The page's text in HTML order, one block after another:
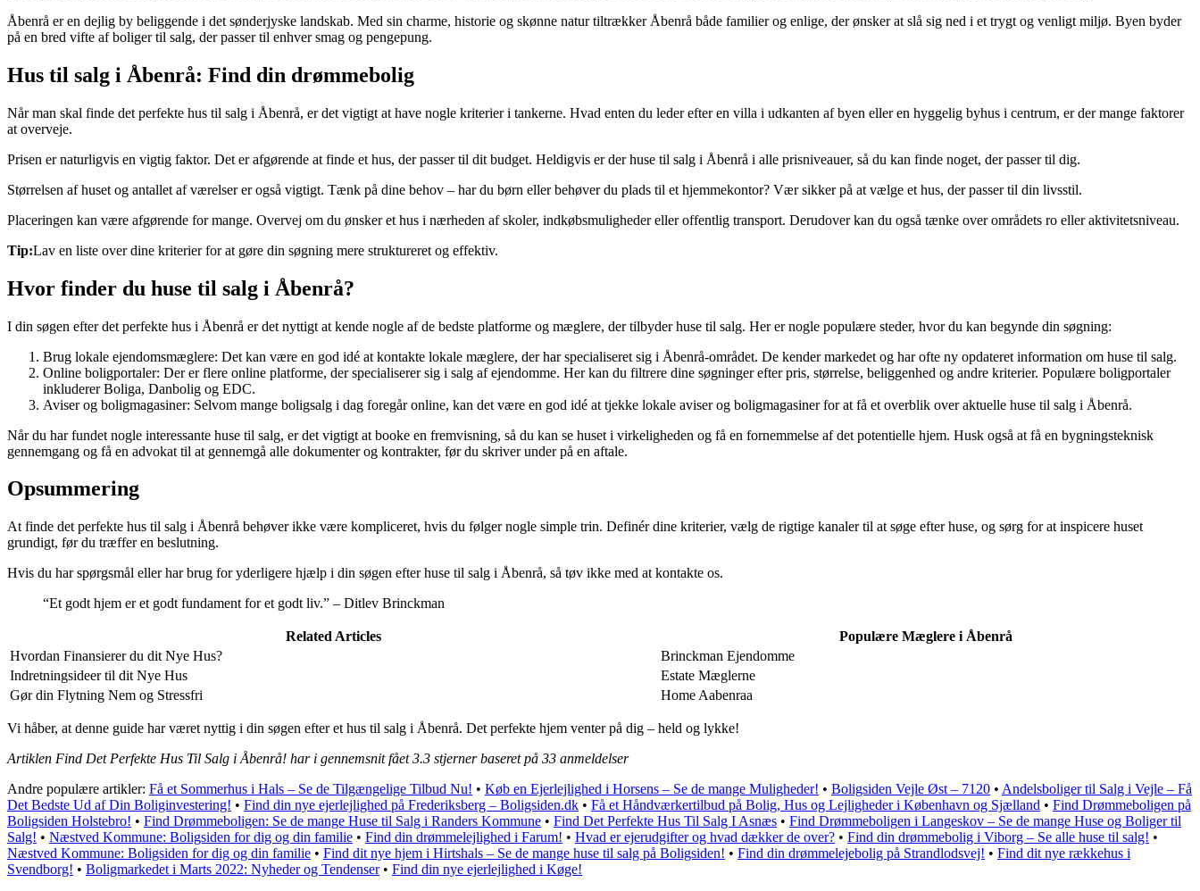
Åbenrå er en dejlig by beliggende i det sønderjyske landskab. Med sin charme, historie og skønne natur tiltrækker Åbenrå både familier og enlige, der ønsker at slå sig ned i et trygt og venligt miljø. Byen byder
på en bred vifte af boliger til salg, der passer til enhver smag og pengepung.
Hus til salg i Åbenrå: Find din drømmebolig
Når man skal finde det perfekte hus til salg i Åbenrå, er det vigtigt at have nogle kriterier i tankerne. Hvad enten du leder efter en villa i udkanten af byen eller en hyggelig byhus i centrum, er der mange faktorer
at overveje.
Prisen er naturligvis en vigtig faktor. Det er afgørende at finde et hus, der passer til dit budget. Heldigvis er der huse til salg i Åbenrå i alle prisniveauer, så du kan finde noget, der passer til dig.
Størrelsen af huset og antallet af værelser er også vigtigt. Tænk på dine behov – har du børn eller behøver du plads til et hjemmekontor? Vær sikker på at vælge et hus, der passer til din livsstil.
Placeringen kan være afgørende for mange. Overvej om du ønsker et hus i nærheden af skoler, indkøbsmuligheder eller offentlig transport. Derudover kan du også tænke over områdets ro eller aktivitetsniveau.
Tip:Lav en liste over dine kriterier for at gøre din søgning mere struktureret og effektiv.
Hvor finder du huse til salg i Åbenrå?
I din søgen efter det perfekte hus i Åbenrå er det nyttigt at kende nogle af de bedste platforme og mæglere, der tilbyder huse til salg. Her er nogle populære steder, hvor du kan begynde din søgning:
Brug lokale ejendomsmæglere: Det kan være en god idé at kontakte lokale mæglere, der har specialiseret sig i Åbenrå-området. De kender markedet og har ofte ny opdateret information om huse til salg.
Online boligportaler: Der er flere online platforme, der specialiserer sig i salg af ejendomme. Her kan du filtrere dine søgninger efter pris, størrelse, beliggenhed og andre kriterier. Populære boligportaler
inkluderer Boliga, Danbolig og EDC.
Aviser og boligmagasiner: Selvom mange boligsalg i dag foregår online, kan det være en god idé at tjekke lokale aviser og boligmagasiner for at få et overblik over aktuelle huse til salg i Åbenrå.
Når du har fundet nogle interessante huse til salg, er det vigtigt at booke en fremvisning, så du kan se huset i virkeligheden og få en fornemmelse af det potentielle hjem. Husk også at få en bygningsteknisk
gennemgang og få en advokat til at gennemgå alle dokumenter og kontrakter, før du skriver under på en aftale.
Opsummering
At finde det perfekte hus til salg i Åbenrå behøver ikke være kompliceret, hvis du følger nogle simple trin. Definér dine kriterier, vælg de rigtige kanaler til at søge efter huse, og sørg for at inspicere huset
grundigt, før du træffer en beslutning.
Hvis du har spørgsmål eller har brug for yderligere hjælp i din søgen efter huse til salg i Åbenrå, så tøv ikke med at kontakte os.
“Et godt hjem er et godt fundament for et godt liv.” – Ditlev Brinckman
Related Articles
Populære Mæglere i Åbenrå
Hvordan Finansierer du dit Nye Hus?
Brinckman Ejendomme
Indretningsideer til dit Nye Hus
Estate Mæglerne
Gør din Flytning Nem og Stressfri
Home Aabenraa
Vi håber, at denne guide har været nyttig i din søgen efter et hus til salg i Åbenrå. Det perfekte hjem venter på dig – held og lykke!
Artiklen Find Det Perfekte Hus Til Salg i Åbenrå! har i gennemsnit fået3.3 stjerner baseret på 33 anmeldelser
Andre populære artikler: Få et Sommerhus i Hals – Se de Tilgængelige Tilbud Nu! • Køb en Ejerlejlighed i Horsens – Se de mange Muligheder! • Boligsiden Vejle Øst – 7120 • Andelsboliger til Salg i Vejle – Få
Det Bedste Ud af Din Boliginvestering! • Find din nye ejerlejlighed på Frederiksberg – Boligsiden.dk • Få et Håndværkertilbud på Bolig, Hus og Lejligheder i København og Sjælland • Find Drømmeboligen på
Boligsiden Holstebro! • Find Drømmeboligen: Se de mange Huse til Salg i Randers Kommune • Find Det Perfekte Hus Til Salg I Asnæs • Find Drømmeboligen i Langeskov – Se de mange Huse og Boliger til
Salg! • Næstved Kommune: Boligsiden for dig og din familie • Find din drømmelejlighed i Farum! • Hvad er ejerudgifter og hvad dækker de over? • Find din drømmebolig i Viborg – Se alle huse til salg! •
Næstved Kommune: Boligsiden for dig og din familie • Find dit nye hjem i Hirtshals – Se de mange huse til salg på Boligsiden! • Find din drømmelejebolig på Strandlodsvej! • Find dit nye rækkehus i
Svendborg! • Boligmarkedet i Marts 2022: Nyheder og Tendenser• Find din nye ejerlejlighed i Køge!